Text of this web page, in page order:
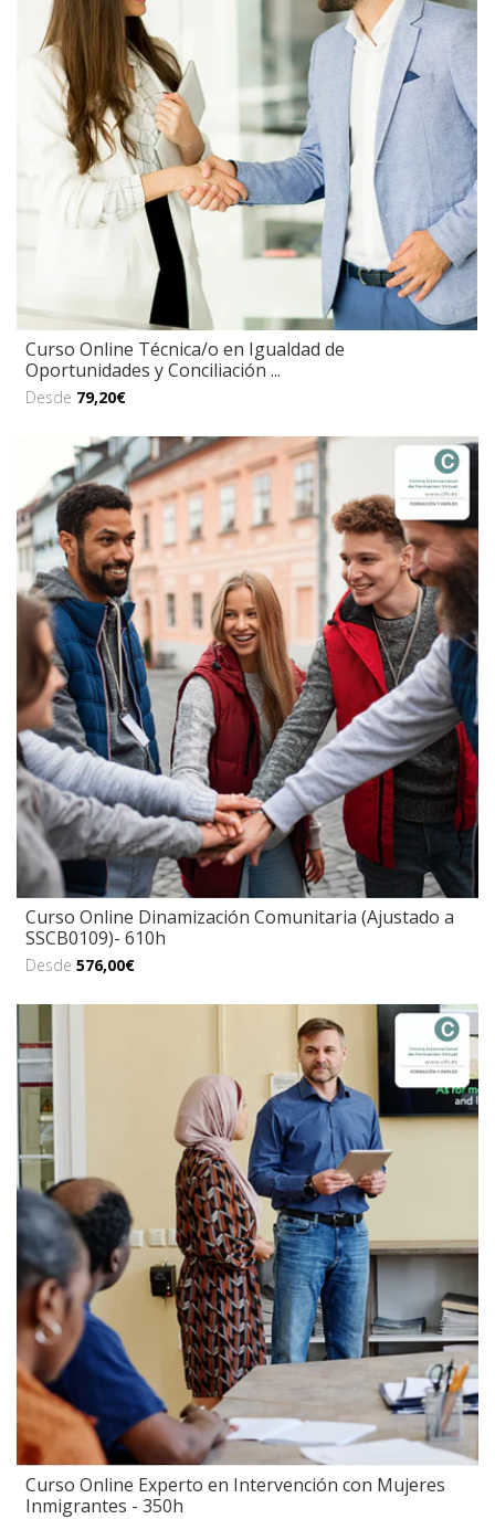
Curso Online Técnica/o en Igualdad de
Oportunidades y Conciliación ...
Desde 79,20€
Curso Online Dinamización Comunitaria (Ajustado a
SSCB0109)- 610h
Desde 576,00€
Curso Online Experto en Intervención con Mujeres
Inmigrantes - 350h